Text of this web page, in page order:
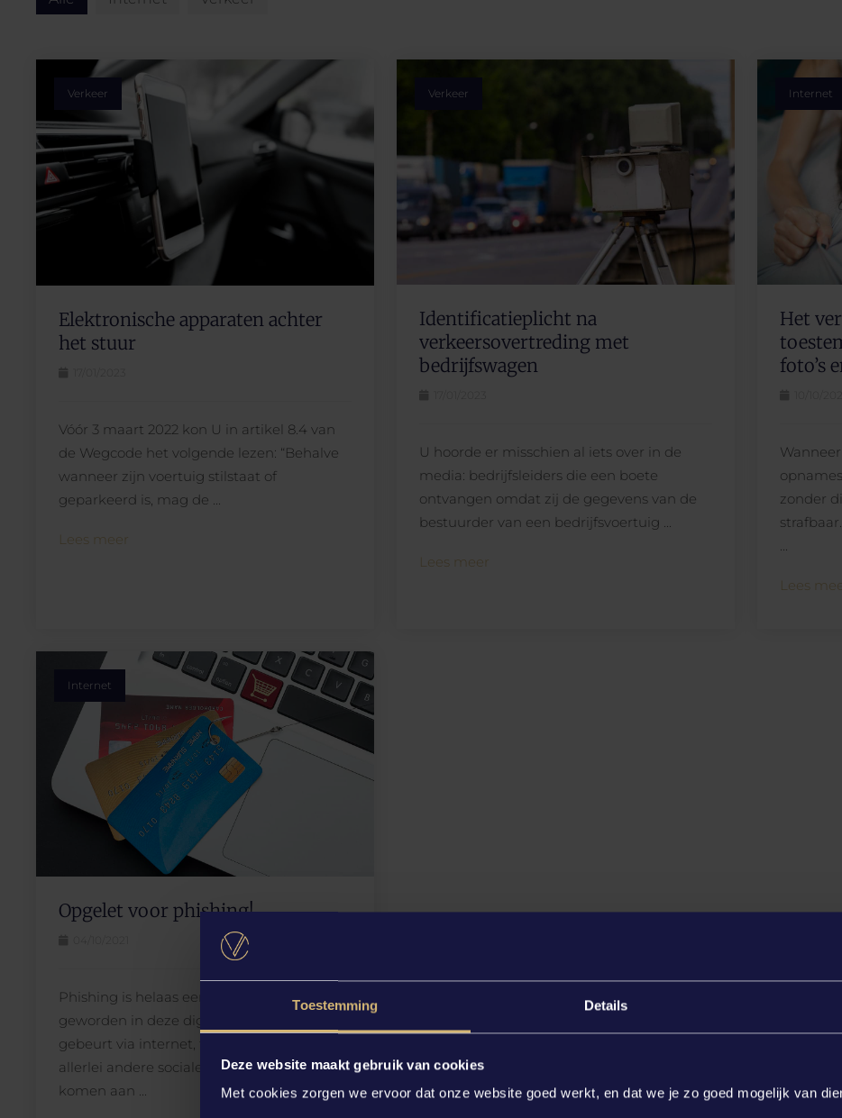
Toestemming Details
Deze website maakt gebruik van cookies
Met cookies zorgen we ervoor dat onze website goed werkt, en dat we je zo goed mogelijk van
Verkeer
Elektronische apparaten achter
het stuur
Vóór 3 maart 2022 kon U in artikel 8.4 van
de Wegcode het volgende lezen: “Behalve
wanneer zijn voertuig stilstaat of
geparkeerd is, mag de ...
Lees meer
Verkeer
Identificatieplicht na
verkeersovertreding met
bedrijfswagen
U hoorde er misschien al iets over in de
media: bedrijfsleiders die een boete
ontvangen omdat zij de gegevens van de
bestuurder van een bedrijfsvoertuig ...
Lees meer
Internet
Het
foto’s
zonder
...
Lees
Internet
Opgelet voor phishing!
Phishing is helaas een hedendaags begrip
geworden in deze digitale wereld. Phishing
gebeurt via internet, telefoon, mail en
allerlei andere sociale kanalen. Oplichters
komen aan ...